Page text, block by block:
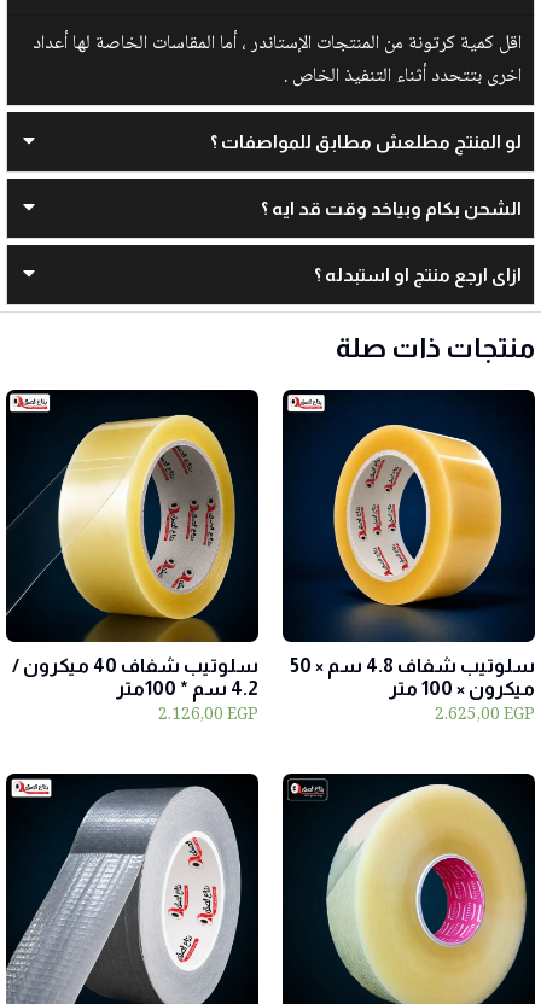
اقل كمية كرتونة من المنتجات الإستاندر ، أما المقاسات الخاصة لها أعداد
اخرى بتتحدد أثناء التنفيذ الخاص .
لو المنتج مطلعش مطابق للمواصفات ؟
الشحن بكام وبياخد وقت قد ايه ؟
ازاى ارجع منتج او استبدله ؟
منتجات ذات صلة
سلوتيب شفاف 4.8 سم × 50
ميكرون × 100 متر
2.625,00EGP
سلوتيب شفاف 40 ميكرون /
4.2 سم * 100متر
2.126,00EGP